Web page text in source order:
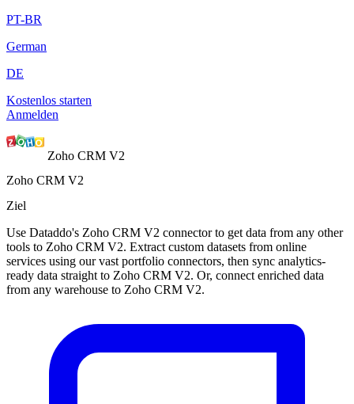
PT-BR
German
DE
Kostenlos starten
Anmelden
Zoho CRM V2
Zoho CRM V2
Ziel
Use Dataddo's Zoho CRM V2 connector to get data from any other
tools to Zoho CRM V2. Extract custom datasets from online
services using our vast portfolio connectors, then sync analytics-
ready data straight to Zoho CRM V2. Or, connect enriched data
from any warehouse to Zoho CRM V2.